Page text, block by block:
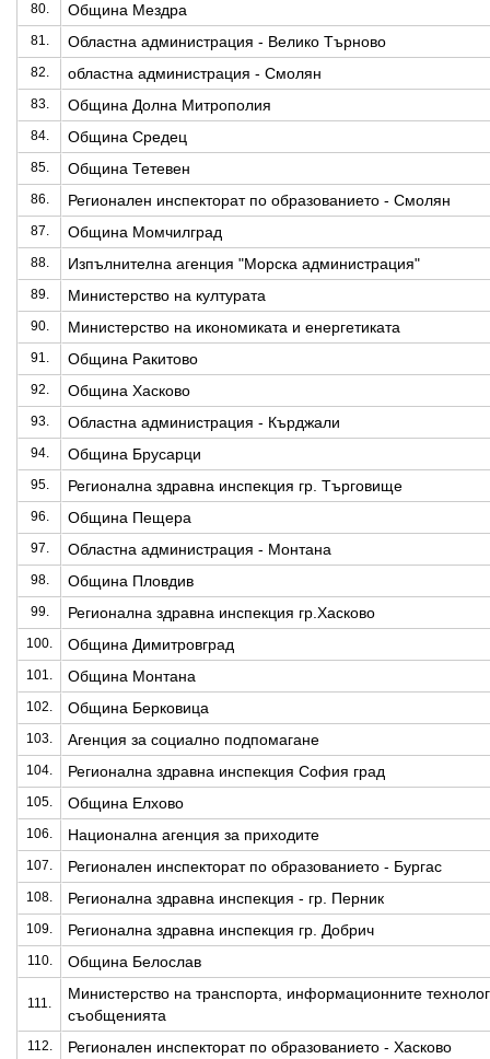
80. Община Мездра
81. Областна администрация - Велико Търново
82. областна администрация - Смолян
83. Община Долна Митрополия
84. Община Средец
85. Община Тетевен
86. Регионален инспекторат по образованието - Смолян
87. Община Момчилград
88. Изпълнителна агенция "Морска администрация"
89. Министерство на културата
90. Министерство на икономиката и енергетиката
91. Община Ракитово
92. Община Хасково
93. Областна администрация - Кърджали
94. Община Брусарци
95. Регионална здравна инспекция гр. Търговище
96. Община Пещера
97. Областна администрация - Монтана
98. Община Пловдив
99. Регионална здравна инспекция гр.Хасково
100. Община Димитровград
101. Община Монтана
102. Община Берковица
103. Агенция за социално подпомагане
104. Регионална здравна инспекция София град
105. Община Елхово
106. Национална агенция за приходите
107. Регионален инспекторат по образованието - Бургас
108. Регионална здравна инспекция - гр. Перник
109. Регионална здравна инспекция гр. Добрич
110. Община Белослав
111.
Министерство на транспорта, информационните
съобщенията
112. Регионален инспекторат по образованието - Хасково